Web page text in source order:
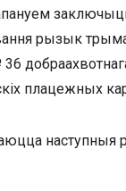
рызык
плацежных
наступныя